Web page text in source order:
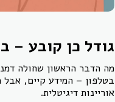
גודל כן קובע –
מה הדבר הראשון שחולה
בטלפון – המידע קיים,
אוריינות דיגיטלית.